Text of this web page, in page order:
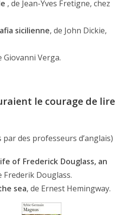
, de Jean-Yves Fretigne, chez
sicilienne, de John Dickie,
Giovanni Verga.
le courage de lire
des professeurs d’anglais)
of Frederick Douglass, an
Frederik Douglass.
sea, de Ernest Hemingway.